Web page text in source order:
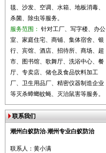
毯、沙发、空调、水箱、地板消毒、
杀菌、除虫等服务。
服务范围： 针对工厂、写字楼、办公
室、家庭住宅、商铺、集体宿舍、银
行、宾馆、酒店、招待所、商场、超
市、图书馆、歌舞厅、洗浴中心、餐
厅、专卖店、储仓及食品饮料加工
厂、卫生用品厂、精密仪器制造企业
等灭杀蟑螂蚊蝇、灭治鼠害等服务。
联系我们
潮州白蚁防治-潮州专业白蚁防治
联系人：黄小满